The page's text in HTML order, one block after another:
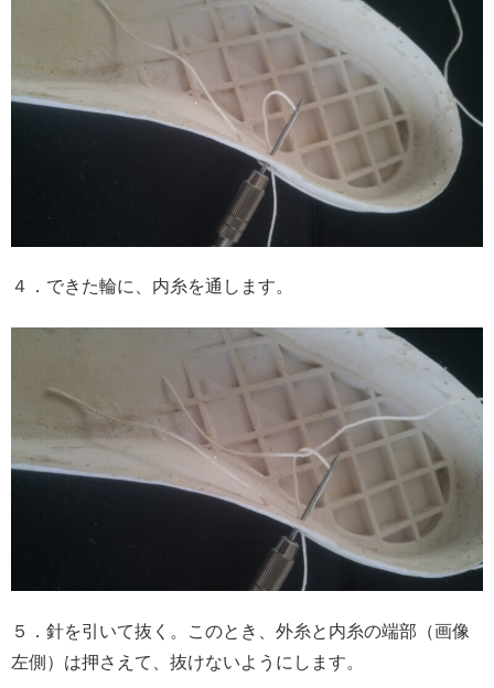
４．できた輪に、内糸を通します。
５．針を引いて抜く。このとき、外糸と内糸の端部（画像
左側）は押さえて、抜けないようにします。